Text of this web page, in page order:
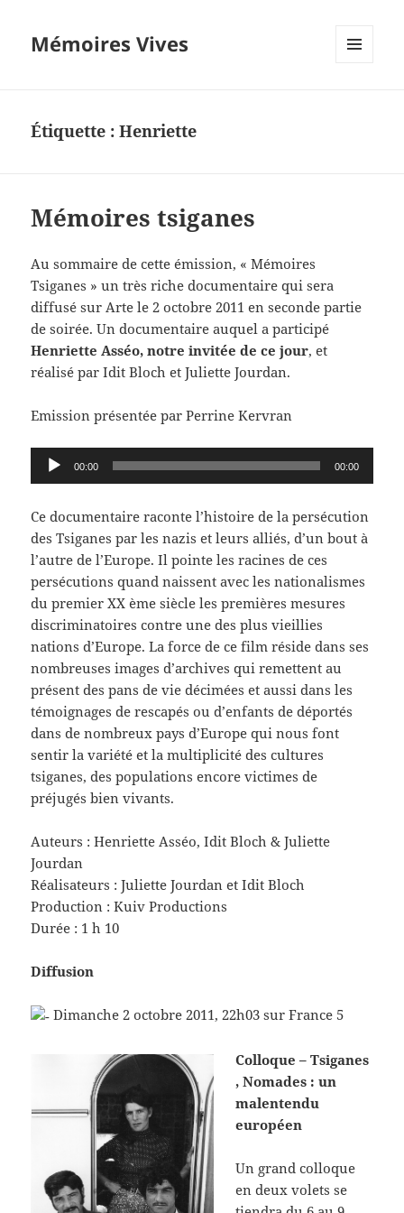
Mémoires Vives
Étiquette :Henriette
Mémoires tsiganes
Au sommaire de cette émission, « Mémoires
Tsiganes » un très riche documentaire qui sera
diffusé sur Arte le 2 octobre 2011 en seconde partie
de soirée. Un documentaire auquel a participé
Henriette Asséo, notre invitée de ce jour, et
réalisé par Idit Bloch et Juliette Jourdan.
Emission présentée par Perrine Kervran
Lecteur
audio
00:00 00:00
Ce documentaire raconte l’histoire de la persécution
des Tsiganes par les nazis et leurs alliés, d’un bout à
l’autre de l’Europe. Il pointe les racines de ces
persécutions quand naissent avec les nationalismes
du premier XX ème siècle les premières mesures
discriminatoires contre une des plus vieillies
nations d’Europe. La force de ce film réside dans ses
nombreuses images d’archives qui remettent au
présent des pans de vie décimées et aussi dans les
témoignages de rescapés ou d’enfants de déportés
dans de nombreux pays d’Europe qui nous font
sentir la variété et la multiplicité des cultures
tsiganes, des populations encore victimes de
préjugés bien vivants.
Auteurs : Henriette Asséo, Idit Bloch & Juliette
Jourdan
Réalisateurs : Juliette Jourdan et Idit Bloch
Production : Kuiv Productions
Durée : 1 h 10
Diffusion
Dimanche 2 octobre 2011, 22h03 sur France 5
Colloque – Tsiganes
, Nomades : un
malentendu
européen
Un grand colloque
en deux volets se